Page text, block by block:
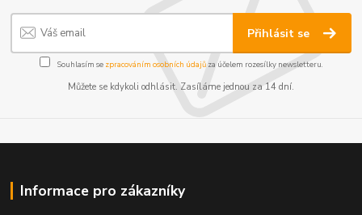
Přihlásit se
Souhlasím se zpracováním osobních údajůza účelem rozesílky newsletteru.
Můžete se kdykoli odhlásit. Zasíláme jednou za 14 dní.
Informace pro zákazníky